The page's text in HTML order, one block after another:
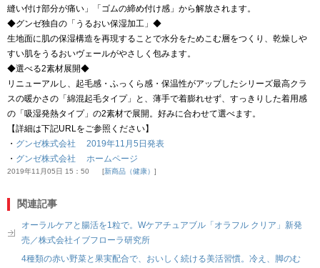
縫い付け部分が痛い」「ゴムの締め付け感」から解放されます。
◆グンゼ独自の「うるおい保湿加工」◆
生地面に肌の保湿構造を再現することで水分をためこむ層をつくり、乾燥しや
すい肌をうるおいヴェールがやさしく包みます。
◆選べる2素材展開◆
リニューアルし、起毛感・ふっくら感・保温性がアップしたシリーズ最高クラ
スの暖かさの「綿混起毛タイプ」と、薄手で着膨れせず、すっきりした着用感
の「吸湿発熱タイプ」の2素材で展開。好みに合わせて選べます。
【詳細は下記URLをご参照ください】
・ グンゼ株式会社 2019年11月5日発表
・ グンゼ株式会社 ホームページ
2019年11月05日 15：50 新商品（健康）
関連記事
オーラルケアと腸活を1粒で。Wケアチュアブル「オラフル クリア」新発
売／株式会社イブフローラ研究所
4種類の赤い野菜と果実配合で、おいしく続ける美活習慣。冷え、脚のむ